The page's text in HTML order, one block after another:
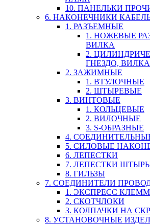
10. ПАНЕЛЬКИ
6. НАКОНЕЧНИКИ
1. РАЗЪЕМНЫЕ
1. НОЖЕВЫЕ
ВИЛКА
2.
ГНЕЗДО, ВИЛКА
2. ЗАЖИМНЫЕ
1. ВТУЛОЧНЫЕ
2. ШТЫРЕВЫЕ
3. ВИНТОВЫЕ
1. КОЛЬЦЕВЫЕ
2. ВИЛОЧНЫЕ
3. S-ОБРАЗНЫЕ
4.
5. СИЛОВЫЕ
6. ЛЕПЕСТКИ
7. ЛЕПЕСТКИ
8. ГИЛЬЗЫ
7. СОЕДИНИТЕЛИ
1. ЭКСПРЕСС
2. СКОТЧЛОКИ
3. КОЛПАЧКИ НА
8. УСТАНОВОЧНЫЕ